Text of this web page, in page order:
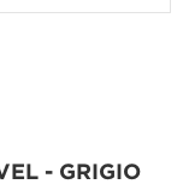
- GRIGIO